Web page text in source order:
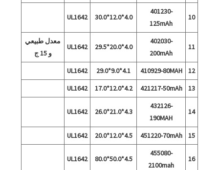
10
401230-
125mAh
4.0*12.0*30.0
UL1642
11
402030-
200mAh
4.0*20.0*29.5
UL1642
معدل طبيعي
و 15 ج
12
410929-80MAH
4.1*9.0*29.0
UL1642
13
421217-50mAh
4.2*12.0*17.0
UL1642
14
432126-
190MAH
4.3*21.0*26.0
UL1642
15
451220-70mAh
4.5*12.0*20.0
UL1642
16
455080-
2100mah
4.5*50.0*80.0
UL1642